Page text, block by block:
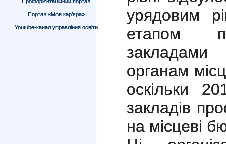
Портал «Моя кар’єра»
Youtube-канал управління освіти
урядовим
етапом
закладами
органам
оскільки
закладів
на місцеві